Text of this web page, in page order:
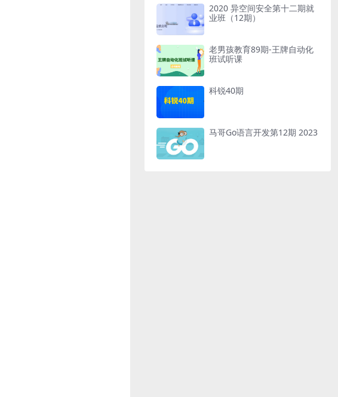
2020 异空间安全第十二期就
业班（12期）
老男孩教育89期-王牌自动化
班试听课
科锐40期
马哥Go语言开发第12期 2023